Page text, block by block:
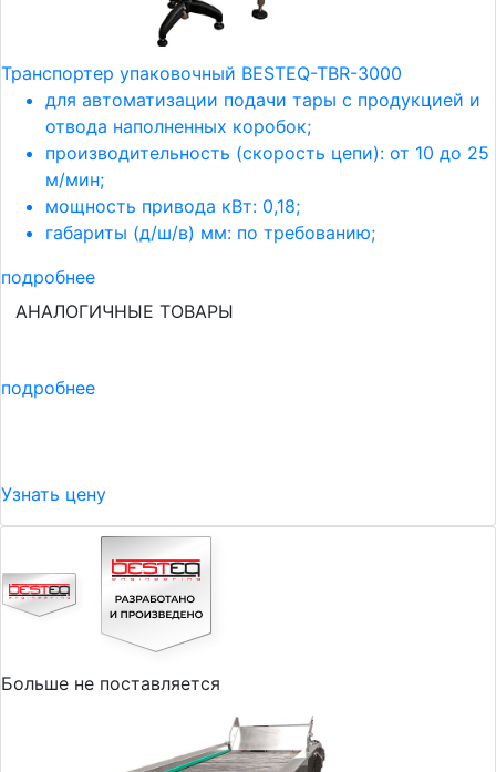
Транспортер упаковочный BESTEQ-TBR-3000
для автоматизации подачи тары с продукцией и
отвода наполненных коробок;
производительность (скорость цепи): от 10 до 25
м/мин;
мощность привода кВт: 0,18;
габариты (д/ш/в) мм: по требованию;
подробнее
АНАЛОГИЧНЫЕ ТОВАРЫ
подробнее
Узнать цену
Больше не поставляется